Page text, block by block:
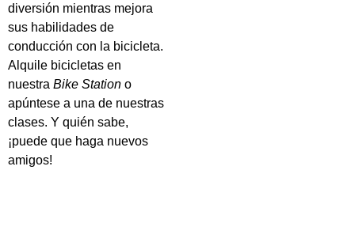
diversión mientras mejora
sus habilidades de
conducción con la bicicleta.
Alquile bicicletas en
nuestra Bike Station o
apúntese a una de nuestras
clases. Y quién sabe,
¡puede que haga nuevos
amigos!